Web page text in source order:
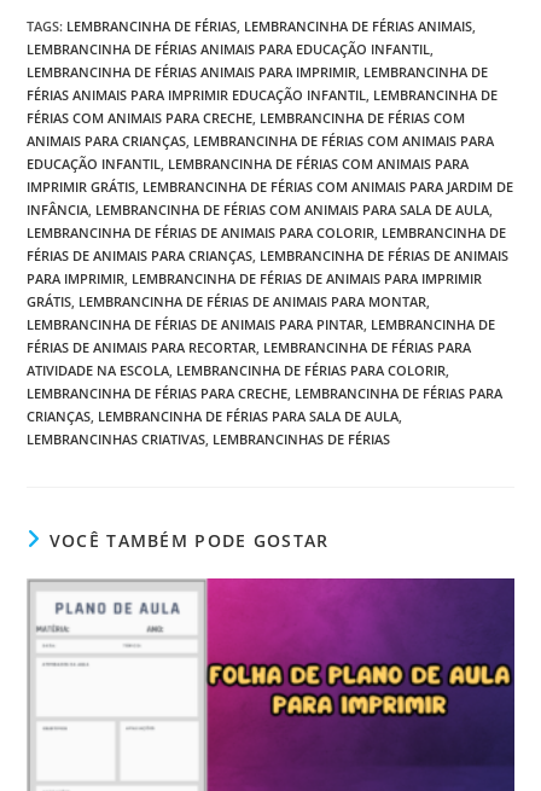
TAGS: LEMBRANCINHA DE FÉRIAS LEMBRANCINHA DE FÉRIAS ANIMAIS
LEMBRANCINHA DE FÉRIAS ANIMAIS PARA EDUCAÇÃO INFANTIL
LEMBRANCINHA DE FÉRIAS ANIMAIS PARA IMPRIMIR LEMBRANCINHA DE
FÉRIAS ANIMAIS PARA IMPRIMIR EDUCAÇÃO INFANTIL
LEMBRANCINHA DE
FÉRIAS COM ANIMAIS PARA CRECHE LEMBRANCINHA DE FÉRIAS COM
ANIMAIS PARA CRIANÇAS LEMBRANCINHA DE FÉRIAS COM ANIMAIS PARA
EDUCAÇÃO INFANTIL
LEMBRANCINHA DE FÉRIAS COM ANIMAIS PARA
IMPRIMIR GRÁTIS LEMBRANCINHA DE FÉRIAS COM ANIMAIS PARA JARDIM DE
INFÂNCIA LEMBRANCINHA DE FÉRIAS COM ANIMAIS PARA SALA DE AULA
LEMBRANCINHA DE FÉRIAS DE ANIMAIS PARA COLORIR LEMBRANCINHA DE
FÉRIAS DE ANIMAIS PARA CRIANÇAS LEMBRANCINHA DE FÉRIAS DE ANIMAIS
PARA IMPRIMIR LEMBRANCINHA DE FÉRIAS DE ANIMAIS PARA IMPRIMIR
GRÁTIS LEMBRANCINHA DE FÉRIAS DE ANIMAIS PARA MONTAR
LEMBRANCINHA DE FÉRIAS DE ANIMAIS PARA PINTAR LEMBRANCINHA DE
FÉRIAS DE ANIMAIS PARA RECORTAR LEMBRANCINHA DE FÉRIAS PARA
ATIVIDADE NA ESCOLA LEMBRANCINHA DE FÉRIAS PARA COLORIR
LEMBRANCINHA DE FÉRIAS PARA CRECHE LEMBRANCINHA DE FÉRIAS PARA
CRIANÇAS LEMBRANCINHA DE FÉRIAS PARA SALA DE AULA
LEMBRANCINHAS CRIATIVAS LEMBRANCINHAS DE FÉRIAS
VOCÊ TAMBÉM PODE GOSTAR